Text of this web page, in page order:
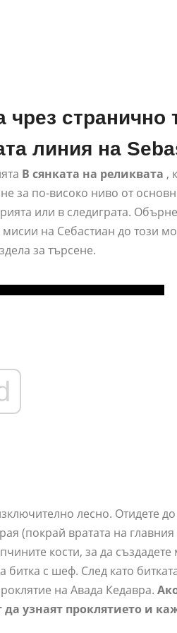
чрез странично
линия на
В сянката на реликвата ,
за по-високо ниво от
или в следиграта.
на Себастиан до този
за търсене.
лесно. Отидете
(покрай вратата на
кости, за да
битка с шеф. След като
на Авада Кедавра.
узнаят проклятието и